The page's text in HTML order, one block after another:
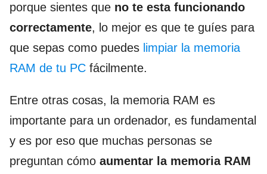
porque sientes que no te esta funcionando
correctamente, lo mejor es que te guíes para
que sepas como puedes limpiar la memoria
RAM de tu PC fácilmente.
Entre otras cosas, la memoria RAM es
importante para un ordenador, es fundamental
y es por eso que muchas personas se
preguntan cómo aumentar la memoria RAM